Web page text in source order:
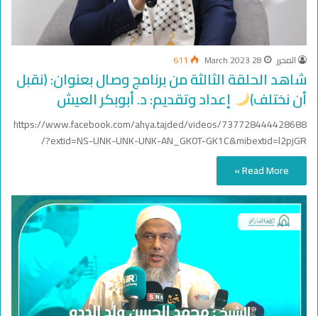
المحرر 28 March 2023
611
شاهد الحلقة الثالثة من برنامج وصال بعنوان: (نقبل
أن نختلف) إعداد وتقديم: د. أبوبكر العيش
https://www.facebook.com/ahya.tajded/videos/737728444428688
/?extid=NS-UNK-UNK-UNK-AN_GK0T-GK1C&mibextid=l2pjGR
Read More »